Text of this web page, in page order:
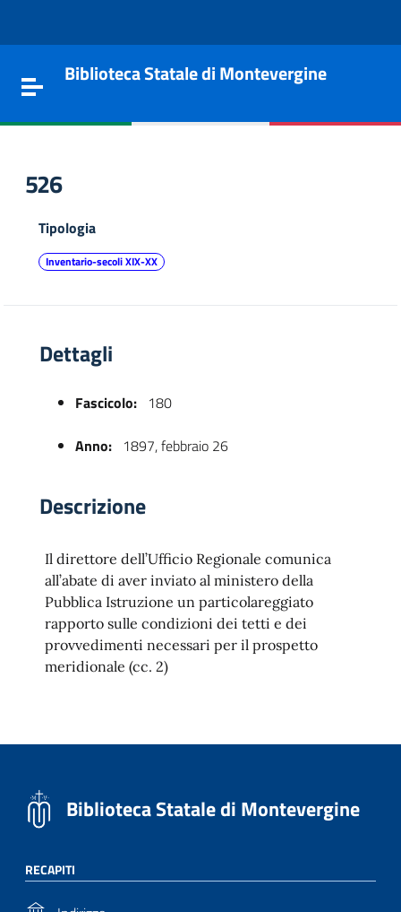
Toggle navigation
Biblioteca Statale di Montevergine
526
Tipologia
Inventario-secoli XIX-XX
Dettagli
Fascicolo: 180
Anno: 1897, febbraio 26
Descrizione
Il direttore dell’Ufficio Regionale comunica
all’abate di aver inviato al ministero della
Pubblica Istruzione un particolareggiato
rapporto sulle condizioni dei tetti e dei
provvedimenti necessari per il prospetto
meridionale (cc. 2)
Biblioteca Statale di Montevergine
RECAPITI